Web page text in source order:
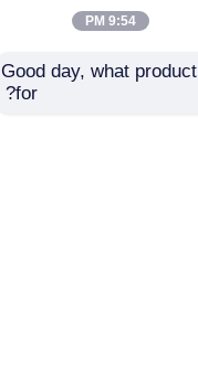
لفائف 17 نكهات
9:54 PM
Good day, what
for?